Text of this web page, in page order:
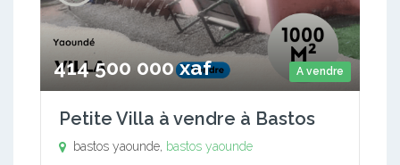
A vendre
414 500 000 xaf
Petite Villa à vendre à Bastos
bastos yaounde, bastos yaounde